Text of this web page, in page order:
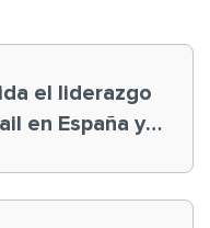
el liderazgo
en España y